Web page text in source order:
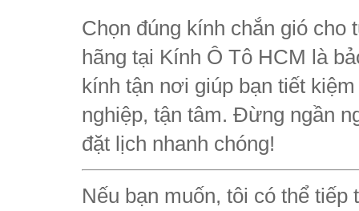
Chọn đúng kính chắn gió cho
hãng tại Kính Ô Tô HCM là
kính tận nơi giúp bạn tiết
nghiệp, tận tâm. Đừng ngần
đặt lịch nhanh chóng!
Nếu bạn muốn, tôi có thể